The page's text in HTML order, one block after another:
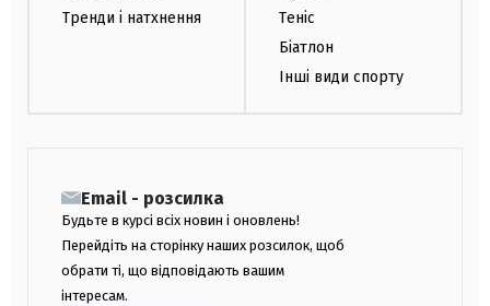
Тренди і натхнення
Теніс
Біатлон
Інші види спорту
Email - розсилка
Будьте в курсі всіх новин і оновлень!
Перейдіть на сторінку наших розсилок, щоб
обрати ті, що відповідають вашим
інтересам.